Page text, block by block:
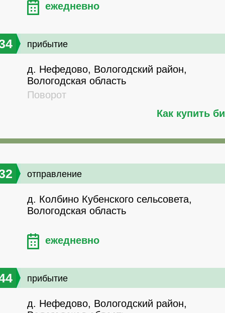
ежедневно
прибытие
д. Нефедово, Вологодский район,
Вологодская область
Поворот
Как купить
отправление
д. Колбино Кубенского сельсовета,
Вологодская область
ежедневно
прибытие
д. Нефедово, Вологодский район,